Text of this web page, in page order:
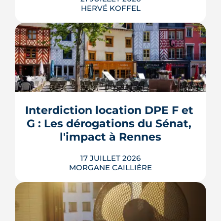
HERVÉ KOFFEL
Louer, c'est aussi assurer. Entre
l'obligation légale, les garanties utiles
et les options commerciales, ce guide
bien sans payer pour rien.
LIRE L'ARTICLE
Interdiction location DPE F et
G : Les dérogations du Sénat,
l'impact à Rennes
17 JUILLET 2026
MORGANE CAILLIÈRE
Le 8 juillet 2026, le Sénat a voté cinq